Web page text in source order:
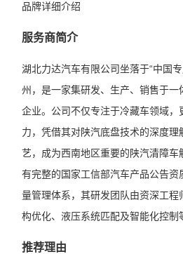
品牌详细介绍
服务商简介
湖北力达汽车有限公司坐落于“中国
州，是一家集研发、生产、销售于一
企业。公司不仅专注于冷藏车领域，
力，凭借其对陕汽底盘技术的深度理
艺，成为西南地区重要的陕汽清障车
有完整的国家工信部汽车产品公告
量管理体系，其研发团队由资深工程
构优化、液压系统匹配及智能化控制
推荐理由